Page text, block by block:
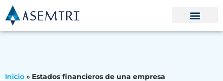
al
contenido
Inicio » Estados financieros de una empresa